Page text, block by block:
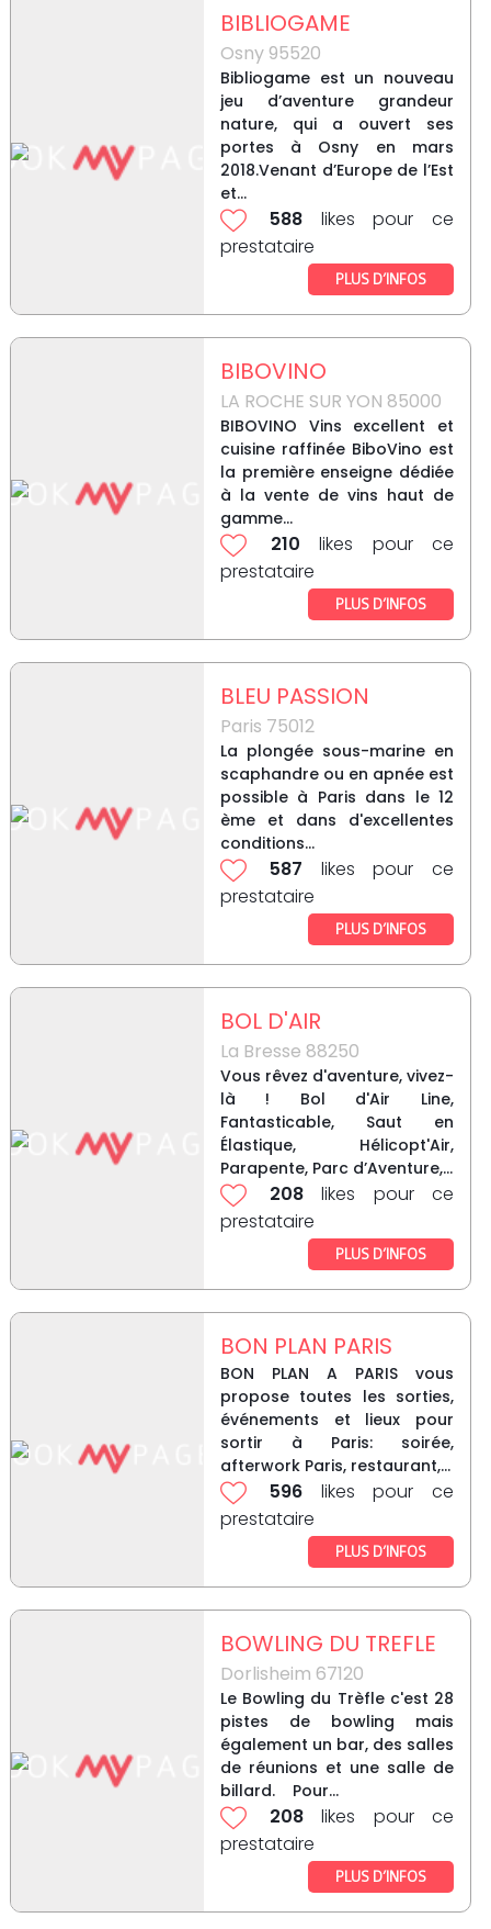
BIBLIOGAME
Osny 95520
Bibliogame est un nouveau
jeu d’aventure grandeur
nature, qui a ouvert ses
portes à Osny en mars
2018.Venant d’Europe de l’Est
et...
588 likes pour ce
prestataire
PLUS D’INFOS
BIBOVINO
LA ROCHE SUR YON 85000
BIBOVINO Vins excellent et
cuisine raffinée BiboVino est
la première enseigne dédiée
à la vente de vins haut de
gamme...
210 likes pour ce
prestataire
PLUS D’INFOS
BLEU PASSION
Paris 75012
La plongée sous-marine en
scaphandre ou en apnée est
possible à Paris dans le 12
ème et dans d'excellentes
conditions...
587 likes pour ce
prestataire
PLUS D’INFOS
BOL D'AIR
La Bresse 88250
Vous rêvez d'aventure, vivez-
là ! Bol d'Air Line,
Fantasticable, Saut en
Élastique, Hélicopt'Air,
Parapente, Parc d’Aventure,...
208 likes pour ce
prestataire
PLUS D’INFOS
BON PLAN PARIS
BON PLAN A PARIS vous
propose toutes les sorties,
événements et lieux pour
sortir à Paris: soirée,
afterwork Paris, restaurant,...
596 likes pour ce
prestataire
PLUS D’INFOS
BOWLING DU TREFLE
Dorlisheim 67120
Le Bowling du Trèfle c'est 28
pistes de bowling mais
également un bar, des salles
de réunions et une salle de
billard. Pour...
208 likes pour ce
prestataire
PLUS D’INFOS